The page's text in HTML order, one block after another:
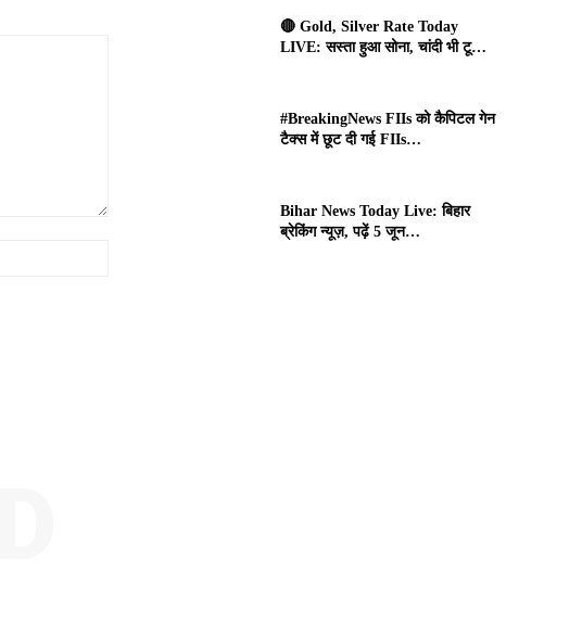
🔴 Gold, Silver Rate Today
LIVE: सस्ता हुआ सोना, चांदी भी टू…
#BreakingNews FIIs को कैपिटल गेन
टैक्स में छूट दी गई FIIs…
Bihar News Today Live: बिहार
ब्रेकिंग न्यूज़, पढ़ें 5 जून…